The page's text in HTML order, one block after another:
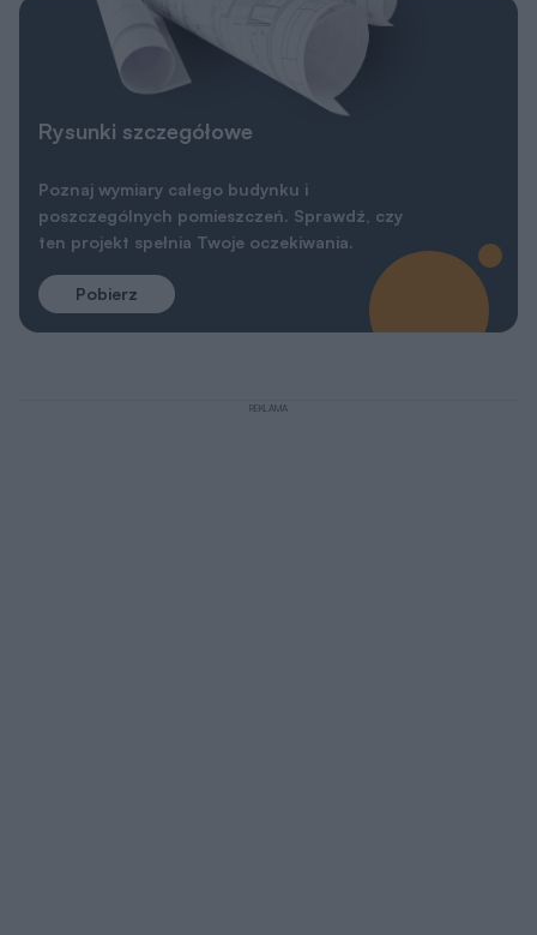
Rysunki szczegółowe
Poznaj wymiary całego budynku i
poszczególnych pomieszczeń. Sprawdź, czy
ten projekt spełnia Twoje oczekiwania.
Pobierz
REKLAMA